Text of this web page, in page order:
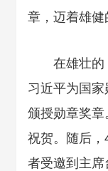
章，迈着雄健
在雄壮的
习近平为国
颁授勋章奖
祝贺。随后
者受邀到主